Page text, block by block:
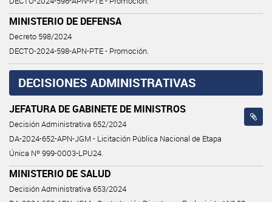
MINISTERIO DE DEFENSA
Decreto 598/2024
DECTO-2024-598-APN-PTE - Promoción.
DECISIONES ADMINISTRATIVAS
JEFATURA DE GABINETE DE MINISTROS
Decisión Administrativa 652/2024
DA-2024-652-APN-JGM - Licitación Pública Nacional de Etapa
Única Nº 999-0003-LPU24.
MINISTERIO DE SALUD
Decisión Administrativa 653/2024